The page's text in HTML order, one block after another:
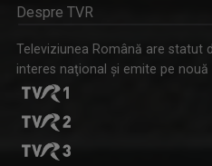
Despre TVR
Televiziunea Română are statut
interes naţional şi emite pe nouă